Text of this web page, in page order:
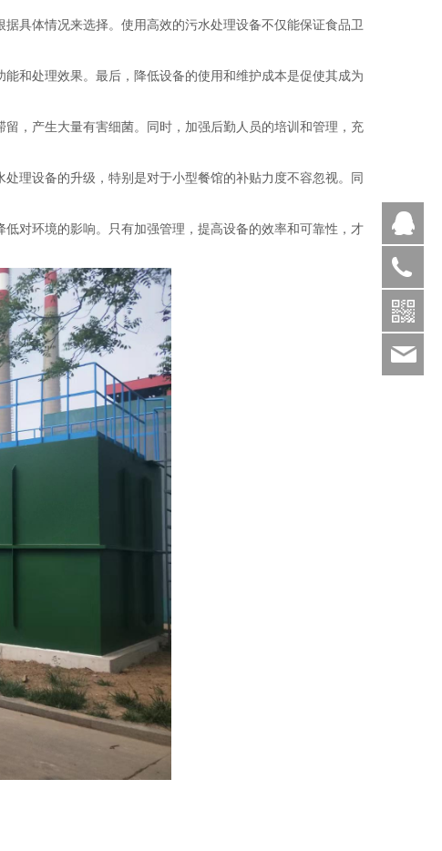
具体情况来选择。使用高效的污水处理设备不仅能保证食品卫
和处理效果。最后，降低设备的使用和维护成本是促使其成为
，产生大量有害细菌。同时，加强后勤人员的培训和管理，充
理设备的升级，特别是对于小型餐馆的补贴力度不容忽视。同
对环境的影响。只有加强管理，提高设备的效率和可靠性，才